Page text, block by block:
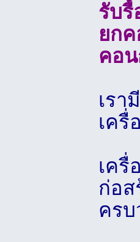
รับ
ยก
คอ
เรา
เค
เครื่
ก่อส
ครบ